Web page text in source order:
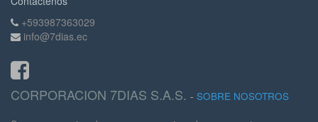
+593987363029
info@7dias.ec
CORPORACION 7DIAS S.A.S. - SOBRE NOSOTROS